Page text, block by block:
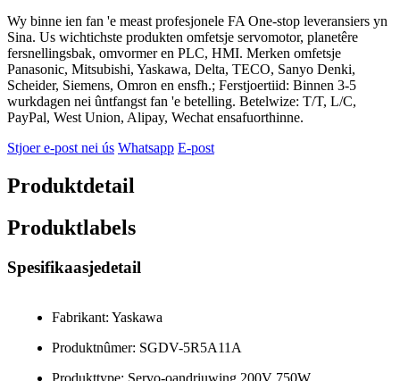
Wy binne ien fan 'e meast profesjonele FA One-stop leveransiers yn
Sina. Us wichtichste produkten omfetsje servomotor, planetêre
fersnellingsbak, omvormer en PLC, HMI. Merken omfetsje
Panasonic, Mitsubishi, Yaskawa, Delta, TECO, Sanyo Denki,
Scheider, Siemens, Omron en ensfh.; Ferstjoertiid: Binnen 3-5
wurkdagen nei ûntfangst fan 'e betelling. Betelwize: T/T, L/C,
PayPal, West Union, Alipay, Wechat ensafuorthinne.
Stjoer e-post nei ús Whatsapp E-post
Produktdetail
Produktlabels
Spesifikaasjedetail
Fabrikant: Yaskawa
Produktnûmer: SGDV-5R5A11A
Produkttype: Servo-oandriuwing 200V 750W